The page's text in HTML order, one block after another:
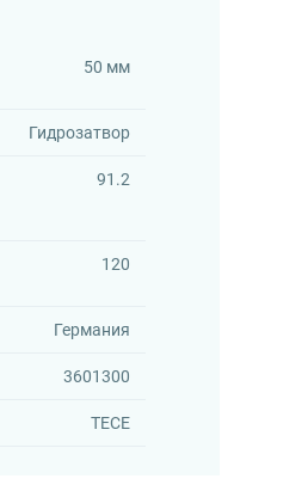
50 мм
Гидрозатвор
91.2
120
Германия
3601300
TECE